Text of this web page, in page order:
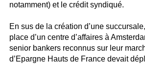
notamment) et le crédit syndiqué.
En sus de la création d’une
place d’un centre d’affaires à
senior bankers reconnus sur leur
d’Epargne Hauts de France devait